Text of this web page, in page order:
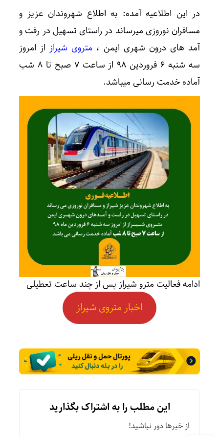
در این اطلاعیه آمده: به اطلاع شهروندان عزیز و
مسافران نوروزی میرساند در راستای تسهیل در رفت و
آمد های درون شهری ایمن ، متروی شیراز از امروز
سه شنبه ۶ فروردین ۹۸ از ساعت ۷ صبح تا ۸ شب
آماده خدمت رسانی میباشد.
ادامه فعالیت مترو شیراز پس از چند ساعت تعطیلی
اخبار متروی شیراز
این مطلب را به اشتراک بگذارید
از خبرها دور نباشید!